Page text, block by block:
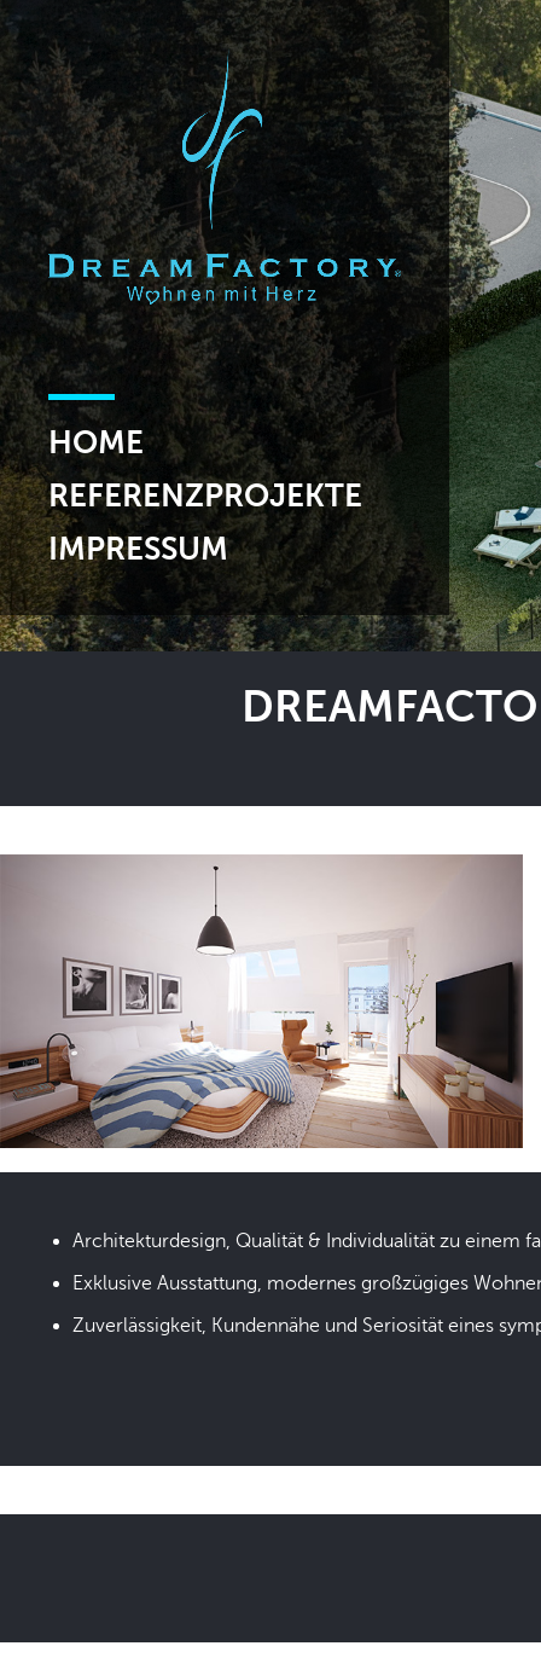
HOME
REFERENZPROJEKTE
IMPRESSUM
Architekturdesign, Qualität & Individualität zu einem
Exklusive Ausstattung, modernes großzügiges
Zuverlässigkeit, Kundennähe und Seriosität eines